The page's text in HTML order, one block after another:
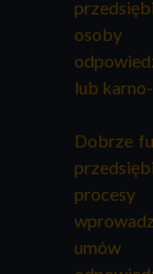
lub
Dobrze
umów